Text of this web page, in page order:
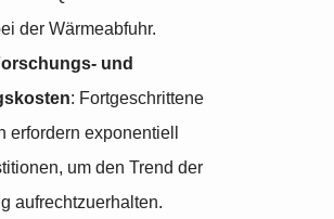
der Wärmeabfuhr.
und
: Fortgeschrittene
erfordern exponentiell
um den Trend der
aufrechtzuerhalten.